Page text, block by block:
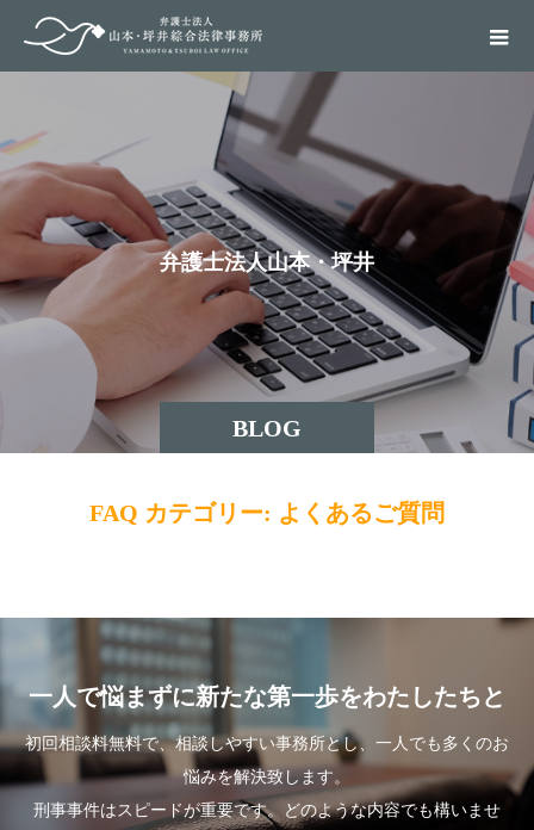
BLOG
弁護士法人山本・坪井綜
FAQ カテゴリー: よくあるご質問
一人で悩まずに新たな第一歩をわたしたちと
初回相談料無料で、相談しやすい事務所とし、一人でも多くのお
悩みを解決致します。
刑事事件はスピードが重要です。どのような内容でも構いませ